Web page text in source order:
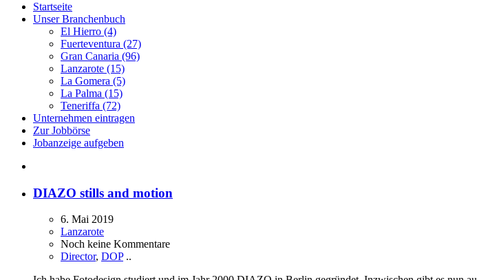
Startseite
Unser Branchenbuch
El Hierro (4)
Fuerteventura (27)
Gran Canaria (96)
Lanzarote (15)
La Gomera (5)
La Palma (15)
Teneriffa (72)
Unternehmen eintragen
Zur Jobbörse
Jobanzeige aufgeben
DIAZO stills and motion
6. Mai 2019
Lanzarote
Noch keine Kommentare
Director, DOP..